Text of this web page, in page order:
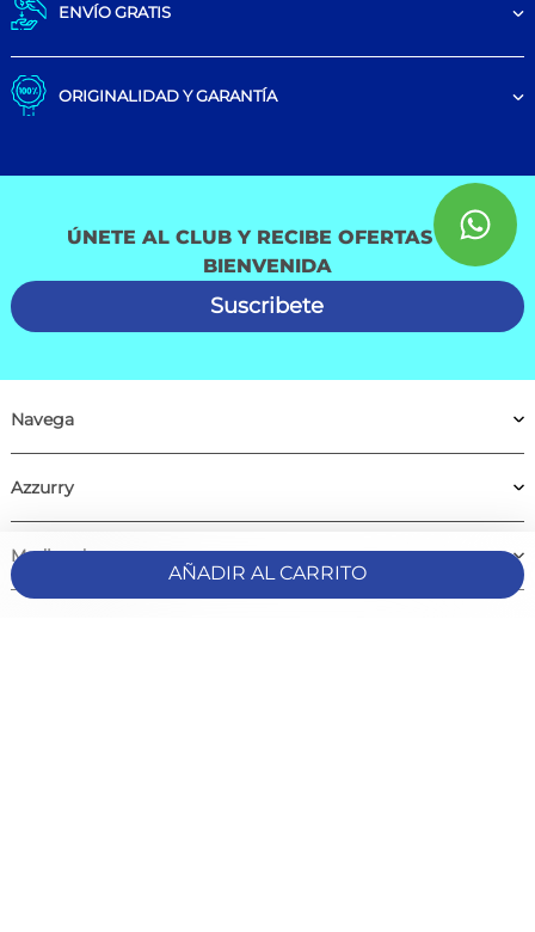
AÑADIR AL CARRITO
ENVÍO GRATIS
ORIGINALIDAD Y GARANTÍA
ÚNETE AL CLUB Y RECIBE OFERTAS DE
BIENVENIDA
Suscribete
Navega
Azzurry
Medios de pago